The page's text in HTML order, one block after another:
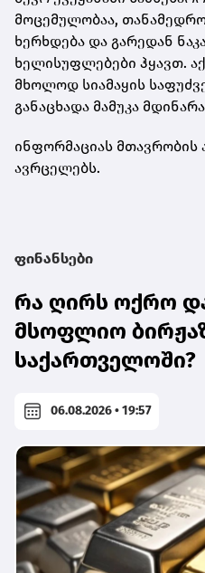
მოცემულობაა,
ხერხდება და გარედან
ხელისუფლებები ჰყავთ.
მხოლოდ სიამაყის
განაცხადა მამუკა
ინფორმაციას მთავრობის
ავრცელებს.
ფინანსები
რა ღირს ოქრო
მსოფლიო
საქართველოში?
06.08.2026 • 19:57